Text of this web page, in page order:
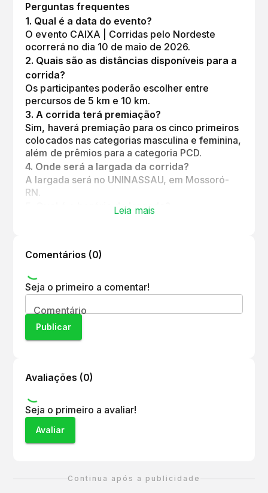
Perguntas frequentes
1. Qual é a data do evento?
O evento CAIXA | Corridas pelo Nordeste
ocorrerá no dia 10 de maio de 2026.
2. Quais são as distâncias disponíveis para a
corrida?
Os participantes poderão escolher entre
percursos de 5 km e 10 km.
3.A corrida terá premiação?
Sim, haverá premiação para os cinco primeiros
colocados nas categorias masculina e feminina,
além de prêmios para a categoria PCD.
4. Onde será a largada da corrida?
A largada será no UNINASSAU, em Mossoró-
RN.
Qual é o horário da largada?
pelo site oficial
Leia mais
Comentários (0)
Seja o primeiro a comentar!
Comentário
Publicar
Avaliações (0)
Seja o primeiro a avaliar!
Avaliar
Continua após a publicidade